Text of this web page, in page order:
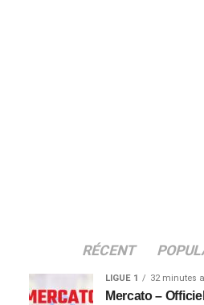
RÉCENT
LIGUE 1 32 minutes
Mercato –